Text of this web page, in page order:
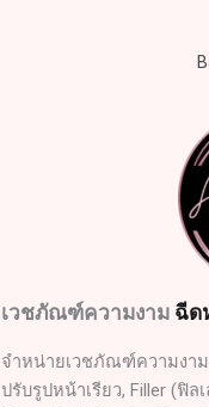
เวชภัณฑ์ความงาม ฉีด
จำหน่ายเวชภัณฑ์ความงา
ปรับรูปหน้าเรียว, Filler (ฟิ